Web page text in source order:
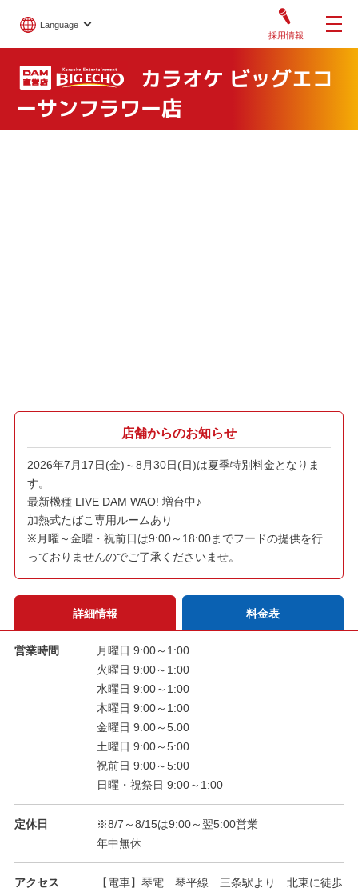
Language
採用情報
カラオケ ビッグエコ
ーサンフラワー店
店舗からのお知らせ
2026年7月17日(金)～8月30日(日)は夏季特別料金となりま
す。
最新機種 LIVE DAM WAO! 増台中♪
加熱式たばこ専用ルームあり
※月曜～金曜・祝前日は9:00～18:00までフードの提供を行
っておりませんのでご了承くださいませ。
詳細情報 料金表
営業時間
月曜日 9:00～1:00
火曜日 9:00～1:00
水曜日 9:00～1:00
木曜日 9:00～1:00
金曜日 9:00～5:00
土曜日 9:00～5:00
祝前日 9:00～5:00
日曜・祝祭日 9:00～1:00
定休日
※8/7～8/15は9:00～翌5:00営業
年中無休
アクセス
【電車】琴電 琴平線 三条駅より 北東に徒歩